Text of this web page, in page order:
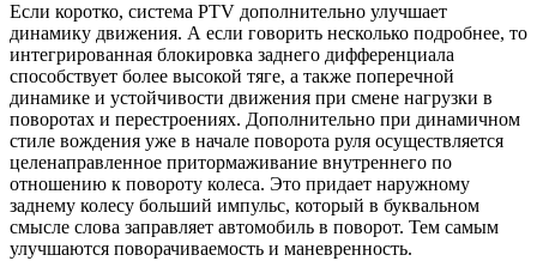
Если коротко, система PTV дополнительно улучшает
динамику движения. А если говорить несколько подробнее, то
интегрированная блокировка заднего дифференциала
способствует более высокой тяге, а также поперечной
динамике и устойчивости движения при смене нагрузки в
поворотах и перестроениях. Дополнительно при динамичном
стиле вождения уже в начале поворота руля осуществляется
целенаправленное притормаживание внутреннего по
отношению к повороту колеса. Это придает наружному
заднему колесу больший импульс, который в буквальном
смысле слова заправляет автомобиль в поворот. Тем самым
улучшаются поворачиваемость и маневренность.